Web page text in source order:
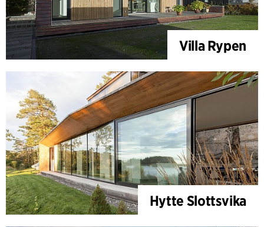
Villa Rypen
Hytte Slottsvika